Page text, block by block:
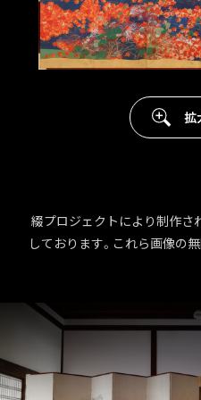
拡
綴プロジェクトにより制作さ
しております。これら画像の無